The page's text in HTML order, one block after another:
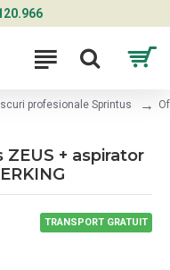
profesionale Sprintus
+ aspirator
TRANSPORT GRATUIT